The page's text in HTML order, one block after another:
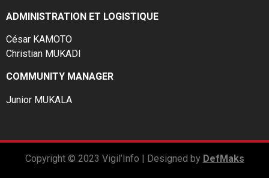
ADMINISTRATION ET LOGISTIQUE
César KAMOTO
Christian MUKADI
COMMUNITY MANAGER
Junior MUKALA
Copyright © 2023 Vigil’Info | Designed by DefMaks